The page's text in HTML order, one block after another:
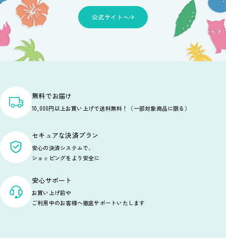
公式サイトへ
無料でお届け
10,000円以上お買い上げで送料無料！（一部対象商品に限る）
セキュアな決済プラン
安心の決済システムで、
ショッピングをより安全に
安心サポート
お買い上げ前や
ご利用中のお客様へ徹底サポートいたします